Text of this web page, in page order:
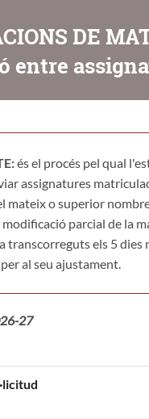
DE
entre
és el procés pel qual
assignatures
mateix o superior
modificació parcial de la
transcorreguts els 5 dies
al seu ajustament.
27